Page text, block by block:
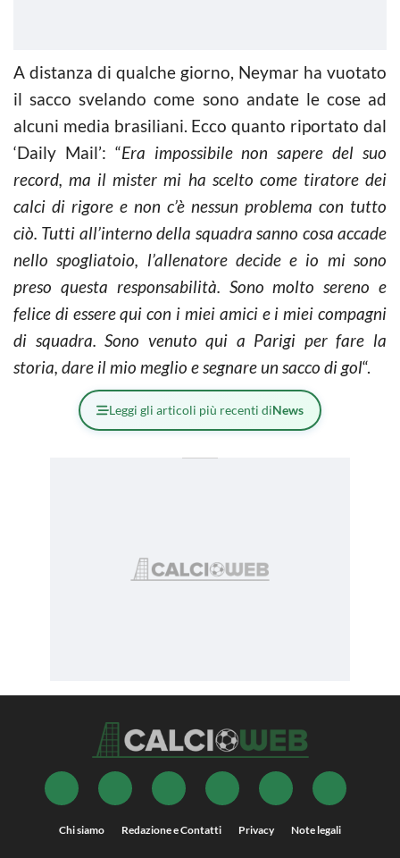
A distanza di qualche giorno, Neymar ha vuotato
il sacco svelando come sono andate le cose ad
alcuni media brasiliani. Ecco quanto riportato dal
‘Daily Mail’: “Era impossibile non sapere del suo
record, ma il mister mi ha scelto come tiratore dei
calci di rigore e non c’è nessun problema con tutto
ciò. Tutti all’interno della squadra sanno cosa accade
nello spogliatoio, l’allenatore decide e io mi sono
preso questa responsabilità. Sono molto sereno e
felice di essere qui con i miei amici e i miei compagni
di squadra. Sono venuto qui a Parigi per fare la
storia, dare il mio meglio e segnare un sacco di gol“.
Leggi gli articoli più recenti diNews
Chi siamo Redazione e Contatti Privacy Note legali